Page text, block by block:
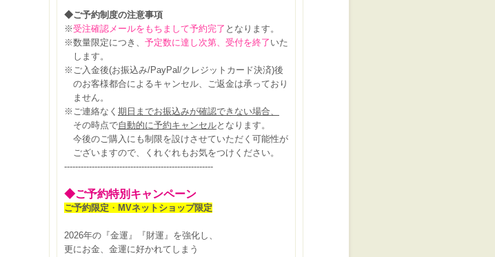
◆ご予約制度の注意事項
※受注確認メールをもちまして予約完了 となります。
※数量限定につき、 予定数に達し次第、受付を終了 いた
します。
※ご入金後(お振込み/PayPal/クレジットカード決済)後
のお客様都合によるキャンセル、ご返金は承っており
ません。
※ご連絡なく 期日までお振込みが確認できない場合、
その時点で自動的に予約キャンセルとなります。
今後のご購入にも制限を設けさせていただく可能性が
ございますので、くれぐれもお気をつけください。
------------------------------------------------------
◆ご予約特別キャンペーン
ご予約限定 ・ MVネットショップ限定
2026年の『金運』『財運』を強化し、
更にお金、金運に好かれてしまう